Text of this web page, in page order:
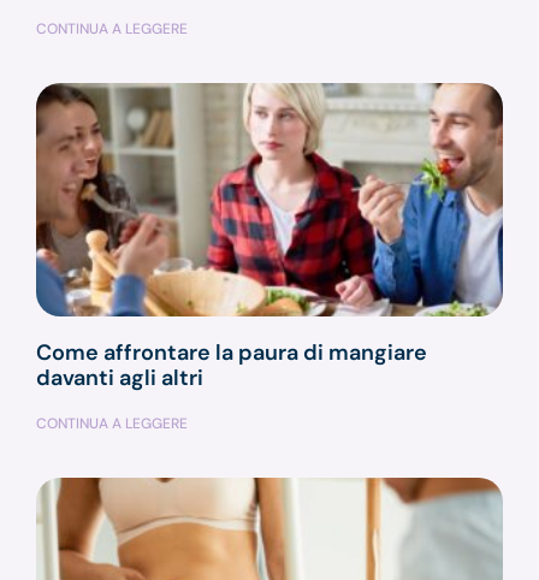
CONTINUA A LEGGERE
Come affrontare la paura di mangiare
davanti agli altri
CONTINUA A LEGGERE